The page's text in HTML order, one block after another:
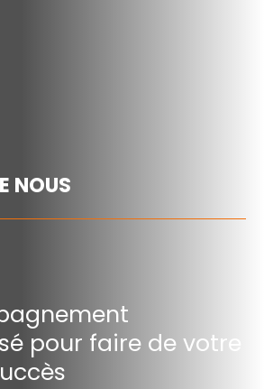
NOUS
pour faire de votre